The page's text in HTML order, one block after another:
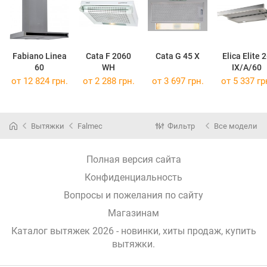
Fabiano Linea
60
Cata F 2060
WH
Cata G 45 X
Elica Elite
IX/A/60
от 12 824 грн. от 2 288 грн. от 3 697 грн. от 5 337
Вытяжки Falmec Фильтр Все модели
Полная версия сайта
Конфиденциальность
Вопросы и пожелания по сайту
Магазинам
Каталог вытяжек 2026 - новинки, хиты продаж, купить
вытяжки.